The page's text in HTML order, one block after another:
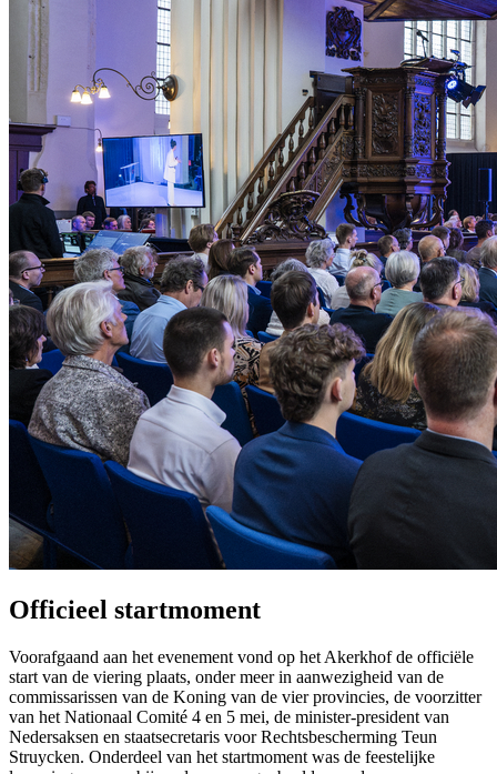
Officieel startmoment
Voorafgaand aan het evenement vond op het Akerkhof de officiële
start van de viering plaats, onder meer in aanwezigheid van de
commissarissen van de Koning van de vier provincies, de voorzitter
van het Nationaal Comité 4 en 5 mei, de minister-president van
Nedersaksen en staatsecretaris voor Rechtsbescherming Teun
Struycken. Onderdeel van het startmoment was de feestelijke